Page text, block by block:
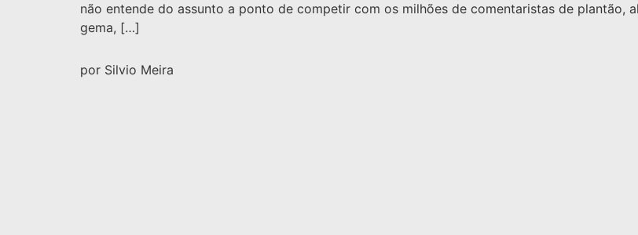
não entende do assunto a ponto de competir com os milhões de comentaristas de plantão,
gema, […]
por Silvio Meira